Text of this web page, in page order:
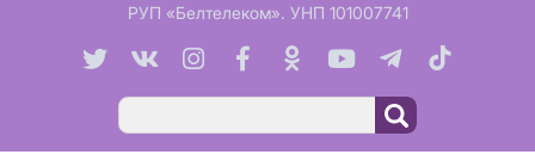
РУП «Белтелеком». УНП 101007741
Поиск